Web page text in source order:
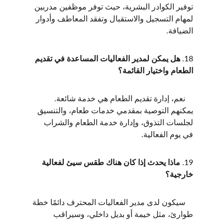
توفير الكوادر البشرية، حيث توفر موظفين مدربين
لمهام التسجيل والاستقبال وتفقد المعاطف وأدوار
الضيافة.
18. هل يمكن لمدير الفعاليات المساعدة في تقديم
الطعام واختيار القائمة؟
    نعم، إدارة تقديم الطعام هي خدمة شائعة.
يمكنهم التوصية بمقدمي خدمات طعام، والتنسيق
لجلسات التذوق، وإدارة خدمة الطعام والشراب
في يوم الفعالية.
19.
ماذا يحدث إذا كان هناك طقس سيئ لفعالية
خارجية؟
    سيكون لدى مدير الفعاليات المحترف دائمًا خطة
طوارئ، مثل خيمة أو بديل داخلي، وسيراقب